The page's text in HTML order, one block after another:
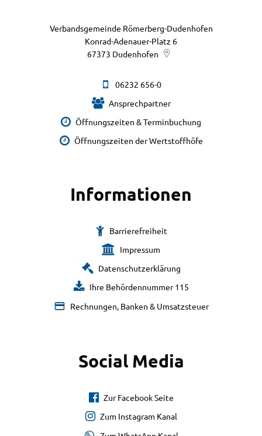
Verbandsgemeinde Römerberg-Dudenhofen
Konrad-Adenauer-Platz 6
67373 Dudenhofen
06232 656-0
Ansprechpartner
Öffnungszeiten & Terminbuchung
Öffnungszeiten der Wertstoffhöfe
Informationen
Barrierefreiheit
Impressum
Datenschutzerklärung
Ihre Behördennummer 115
Rechnungen, Banken & Umsatzsteuer
Social Media
Zur Facebook Seite
Zum Instagram Kanal